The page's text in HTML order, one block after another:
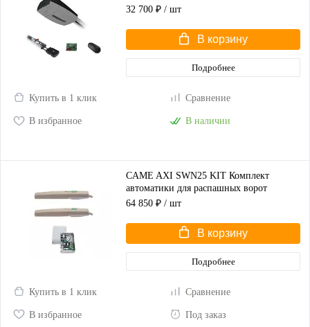
высотой до 2,25 м
32 700 ₽ / шт
В корзину
Подробнее
Купить в 1 клик Сравнение
В избранное В наличии
CAME AXI SWN25 KIT Комплект
автоматики для распашных ворот
(корпус серый)
64 850 ₽ / шт
В корзину
Подробнее
Купить в 1 клик Сравнение
В избранное Под заказ